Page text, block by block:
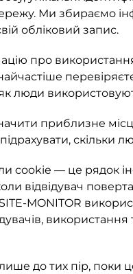
Ми збираємо
обліковий запис.
про
найчастіше
люди
приблизне
скільки
cookie — це рядок
відвідувач
MONITOR
до тих пір, поки